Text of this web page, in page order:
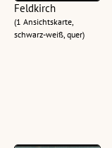
Feldkirch
(1 Ansichtskarte,
schwarz-weiß, quer)